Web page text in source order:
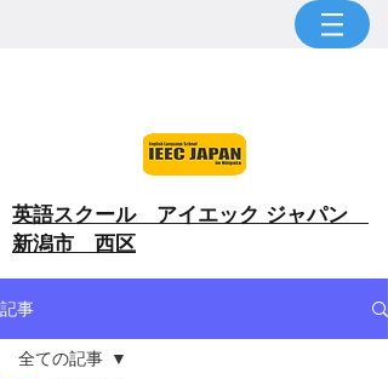
​英語スクール アイエック ジャパン
新潟市 西区
記事
全ての記事